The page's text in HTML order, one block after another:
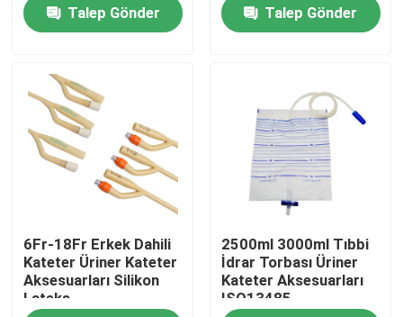
Ürünler
Fabrika turu
Kalite kontrol
Bize ulaşın
Teklif isteği
Talep Gönder
Talep Gönder
6Fr-18Fr Erkek Dahili
Kateter Üriner Kateter
Aksesuarları Silikon
Lateks
2500ml 3000ml Tıbbi
İdrar Torbası Üriner
Kateter Aksesuarları
ISO13485